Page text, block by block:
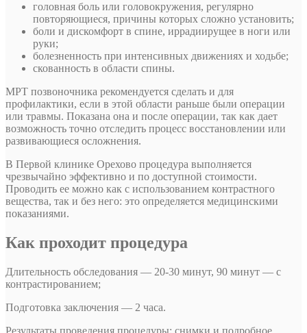
головная боль или головокружения, регулярно
повторяющиеся, причины которых сложно установить;
боли и дискомфорт в спине, иррадиирущее в ноги или
руки;
болезненность при интенсивных движениях и ходьбе;
скованность в области спины.
МРТ позвоночника рекомендуется сделать и для
профилактики, если в этой области раньше были операции
или травмы. Показана она и после операции, так как дает
возможность точно отследить процесс восстановлении или
развивающиеся осложнения.
В Первой клинике Орехово процедура выполняется
чрезвычайно эффективно и по доступной стоимости.
Проводить ее можно как с использованием контрастного
вещества, так и без него: это определяется медицинскими
показаниями.
Как проходит процедура
Длительность обследования — 20-30 минут, 90 минут — с
контрастированием;
Подготовка заключения — 2 часа.
Результаты проведения процедуры: снимки и подробное